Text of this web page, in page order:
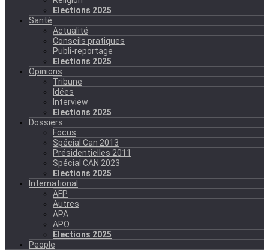
Elections 2025
Santé
Actualité
Conseils pratiques
Publi-reportage
Elections 2025
Opinions
Tribune
Idées
Interview
Elections 2025
Dossiers
Focus
Spécial Can 2013
Présidentielles 2011
Spécial CAN 2023
Elections 2025
International
AFP
Autres
APA
APO
Elections 2025
People